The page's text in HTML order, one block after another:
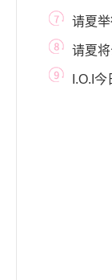
请夏
礼裙带来
请夏
为4辑活动
I.O.I